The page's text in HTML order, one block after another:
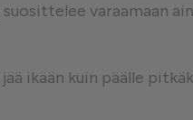
varaamaan
ikään kuin päälle